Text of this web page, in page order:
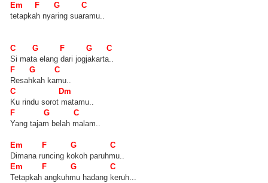
Em F G C
tetapkah nyaring suaramu..
C G F G C
Si mata elang dari jogjakarta..
F G C
Resahkah kamu..
C Dm
Ku rindu sorot matamu..
F G C
Yang tajam belah malam..
Em F G C
Dimana runcing kokoh paruhmu..
Em F G C
Tetapkah angkuhmu hadang keruh...